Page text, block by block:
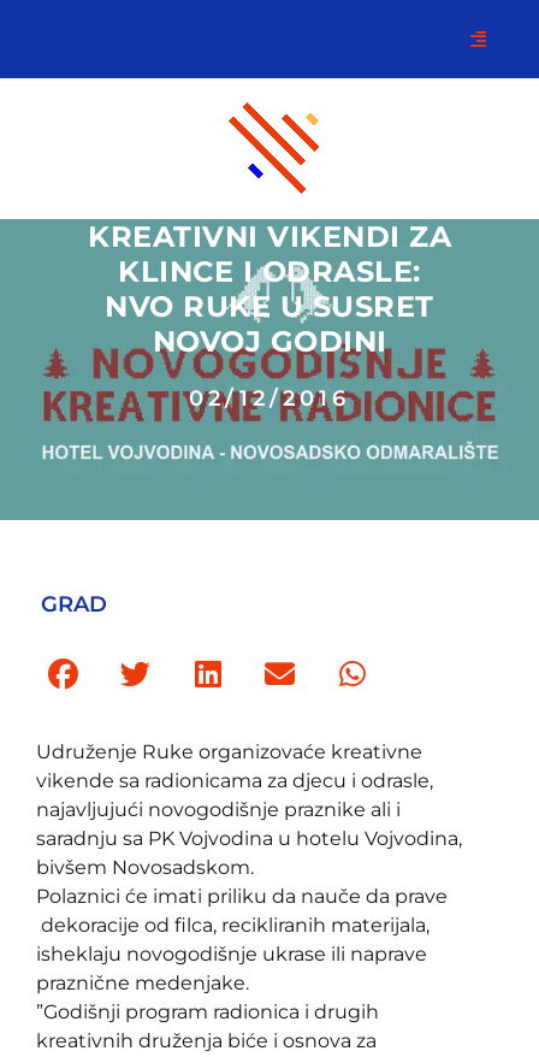
KREATIVNI VIKENDI ZA
KLINCE I ODRASLE:
NVO RUKE U SUSRET
NOVOJ GODINI
02/12/2016
GRAD
Udruženje Ruke organizovaće kreativne
vikende sa radionicama za djecu i odrasle,
najavljujući novogodišnje praznike ali i
saradnju sa PK Vojvodina u hotelu Vojvodina,
bivšem Novosadskom.
Polaznici će imati priliku da nauče da prave
dekoracije od filca, recikliranih materijala,
isheklaju novogodišnje ukrase ili naprave
praznične medenjake.
”Godišnji program radionica i drugih
kreativnih druženja biće i osnova za